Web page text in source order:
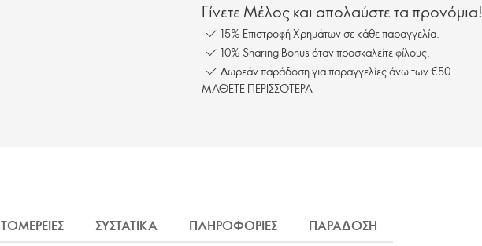
Γίνετε Μέλος και απολαύστε τα προνόμια!
15% Επιστροφή Χρημάτων σε κάθε παραγγελία.
10% Sharing Bonus όταν προσκαλείτε φίλους.
Δωρεάν παράδοση για παραγγελίες άνω των €50.
ΜΑΘΕΤΕ ΠΕΡΙΣΣΟΤΕΡΑ
ΣΥΣΤΑΤΙΚΑ ΠΛΗΡΟΦΟΡΙΕΣ ΠΑΡΑΔΟΣΗ